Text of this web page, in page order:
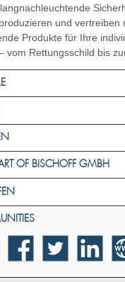
und vertreiben
Produkte für Ihre
vom Rettungsschild bis
OF BISCHOFF GMBH
FacebookTwitter LinkedIn